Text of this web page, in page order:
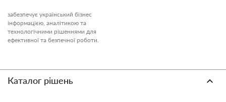
забезпечує український бізнес
інформацією, аналітикою та
технологічними рішеннями для
ефективної та безпечної роботи.
Каталог рішень